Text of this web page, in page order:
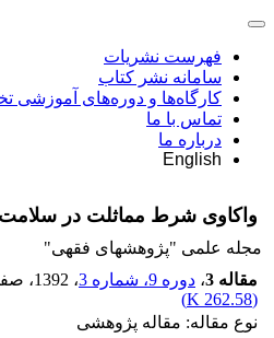
فهرست نشریات
سامانه نشر کتاب
کارگاه‌ها و دوره‌های آموزشی
تماس با ما
درباره ما
English
واکاوی شرط مماثلت در
مجله علمی "پژوهشهای فقهی"
مقاله 3
، دوره 9، شماره 3 ، 1392 ،
(
262.58 K
)
نوع مقاله: مقاله پژوهشی